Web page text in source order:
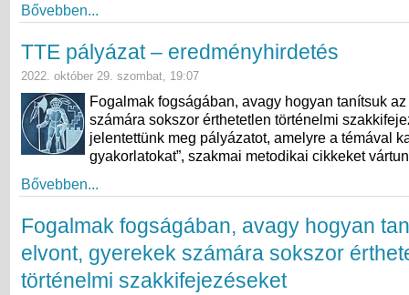
Bővebben...
TTE pályázat – eredményhirdetés
2022. október 29. szombat, 19:07
Fogalmak fogságában, avagy hogyan tanítsuk
számára sokszor érthetetlen történelmi
jelentettünk meg pályázatot, amelyre a témával
gyakorlatokat”, szakmai metodikai cikkeket
Bővebben...
Fogalmak fogságában, avagy hogyan
elvont, gyerekek számára sokszor
történelmi szakkifejezéseket